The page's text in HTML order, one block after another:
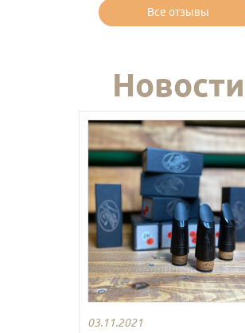
Все отзывы
Новости
03.11.2021